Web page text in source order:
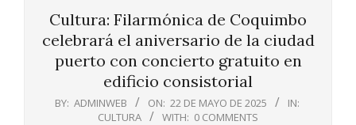
Cultura: Filarmónica de Coquimbo
celebrará el aniversario de la ciudad
puerto con concierto gratuito en
edificio consistorial
BY: ADMINWEB ON: 22 DE MAYO DE 2025
IN:
CULTURA
WITH: 0 COMMENTS